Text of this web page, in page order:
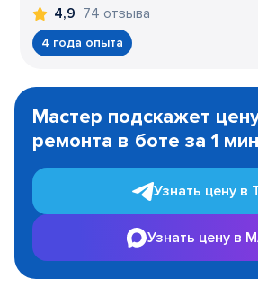
4,9 74 отзыва
4 года опыта
1
Мастер подскажет
ремонта в боте за 1
Узнать цену в
Узнать цену в